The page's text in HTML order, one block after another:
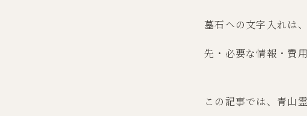
墓石への文字入れは
先・必要な情報・費
この記事では、青山